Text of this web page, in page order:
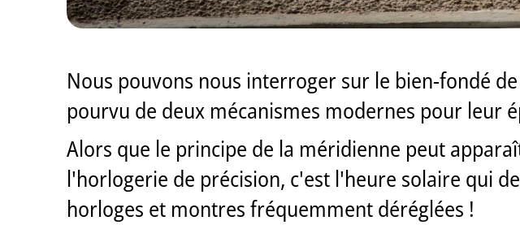
Nous pouvons nous interroger sur le bien-fondé
pourvu de deux mécanismes modernes pour leur
Alors que le principe de la méridienne peut
l'horlogerie de précision, c'est l'heure solaire qui
horloges et montres fréquemment déréglées !